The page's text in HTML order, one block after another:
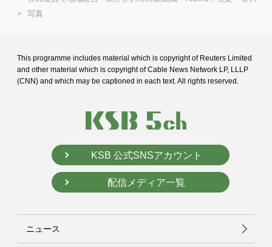
写真
This programme includes material which is copyright of Reuters Limited
and other material which is copyright of Cable News Network LP, LLLP
(CNN) and which may be captioned in each text. All rights reserved.
KSB 公式SNSアカウント
配信メディア一覧
ニュース